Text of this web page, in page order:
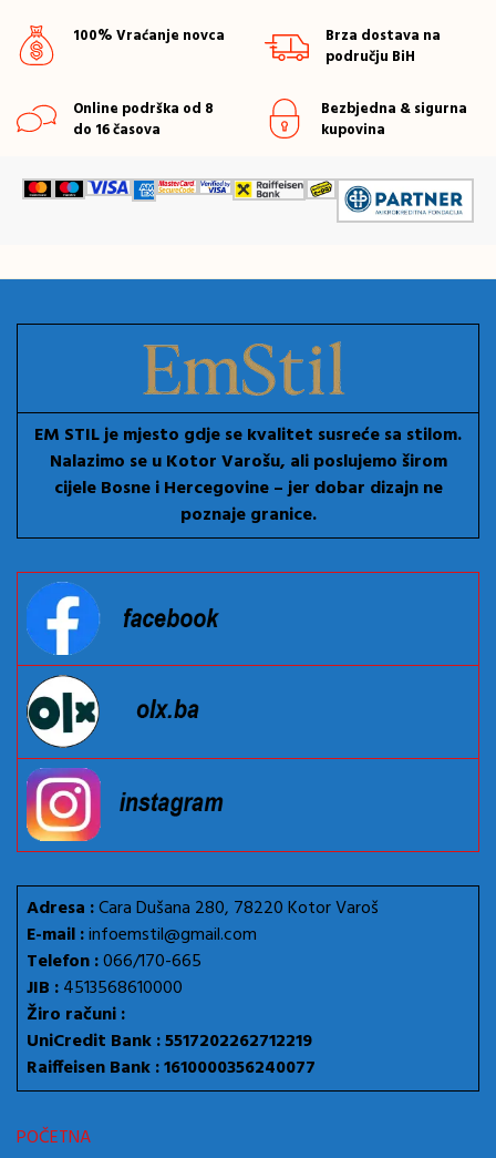
100% Vraćanje novca
Brza dostava na
području BiH
Online podrška od 8
do 16 časova
Bezbjedna & sigurna
kupovina
EM STIL je mjesto gdje se kvalitet susreće sa stilom.
Nalazimo se u Kotor Varošu, ali poslujemo širom
cijele Bosne i Hercegovine – jer dobar dizajn ne
poznaje granice.
Adresa :Cara Dušana 280, 78220 Kotor Varoš
E-mail :infoemstil@gmail.com
Telefon :066/170-665
JIB :4513568610000
Žiro računi :
UniCredit Bank : 5517202262712219
Raiffeisen Bank : 1610000356240077
POČETNA